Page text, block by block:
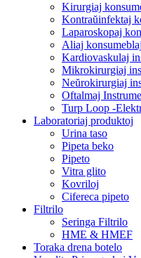
Kirurgiaj
Kontraŭinfektaj
Laparoskopaj
Aliaj konsumeblaj
Kardiovaskulaj
Mikrokirurgiaj
Neŭrokirurgiaj
Oftalmaj
Turp Loop -
Laboratoriaj produktoj
Urina taso
Pipeta beko
Pipeto
Vitra glito
Kovriloj
Cifereca pipeto
Filtrilo
Seringa Filtrilo
HME & HMEF
Toraka drena botelo